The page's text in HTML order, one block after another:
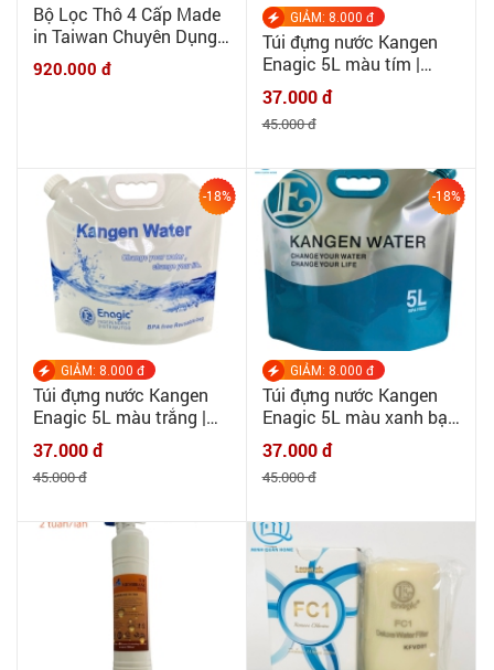
Bộ Lọc Thô 4 Cấp Made
in Taiwan Chuyên Dụng
Làm Tiền Lọc Cho Máy
Ion Kiềm, Kangen Water
920.000 đ
GIẢM: 8.000 đ
Túi đựng nước Kangen
Enagic 5L màu tím |
MINHQUANHOME | Túi
đựng nước chuyên dụng
cho nước điện giải, nước
37.000 đ
45.000 đ
-18%
GIẢM: 8.000 đ
Túi đựng nước Kangen
Enagic 5L màu trắng |
MINHQUANHOME | Túi
đựng nước chuyên dụng
cho nước điện giải, nước
37.000 đ
45.000 đ
-18%
GIẢM: 8.000 đ
Túi đựng nước Kangen
Enagic 5L màu xanh bạc
| MINHQUANHOME | Túi
đựng nước chuyên dụng
cho nước điện giải, nước
37.000 đ
45.000 đ